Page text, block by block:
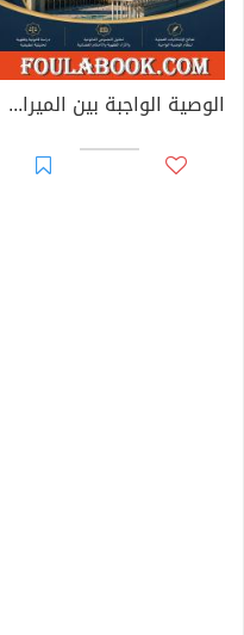
الوصية الواجبة بين الميراث والوصية: دراسة في الطبيعة القانونية والأساس التشريعي وإشكاليات التطبيق